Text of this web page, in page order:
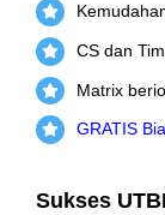
CS dan
Matrix
GRATIS
Sukses